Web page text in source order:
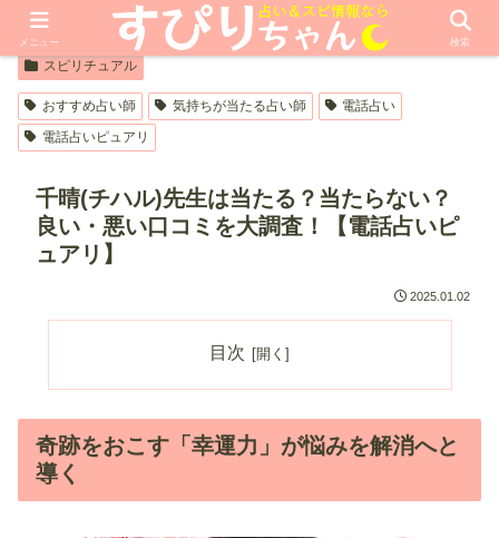
【PR】本ページはプロモーションが含まれています
スピリチュアル
おすすめ占い師 気持ちが当たる占い師
電話占い
電話占いピュアリ
千晴(チハル)先生は当たる？当たらない？
良い・悪い口コミを大調査！【電話占いピ
ュアリ】
2025.01.02
目次
奇跡をおこす「幸運力」が悩みを解消へと
導く
メニュー 検索